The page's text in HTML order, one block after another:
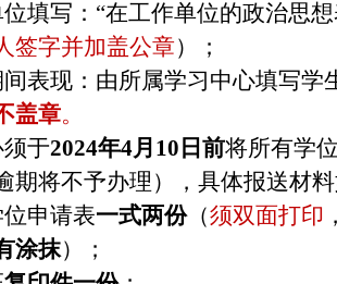
位填写：“在工作单位的政治思
签字并加盖公章）；
间表现：由所属学习中心填写
盖章。
于2024年4月10日前将所有学
期将不予办理），具体报送材
位申请表一式两份（须双面打印
涂抹）；